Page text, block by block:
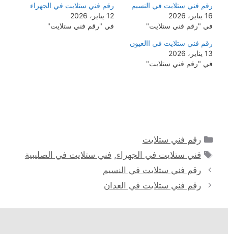
رقم فني ستلايت في النسيم
16 يناير، 2026
في "رقم فني ستلايت"
رقم فني ستلايت في الجهراء
12 يناير، 2026
في "رقم فني ستلايت"
رقم فني ستلايت في االعيون
13 يناير، 2026
في "رقم فني ستلايت"
التصنيفات
رقم فني ستلايت
الوسوم
فني ستلايت في الجهراء, فني ستلايت في الصليبية
رقم فني ستلايت في النسيم
رقم فني ستلايت في العدان